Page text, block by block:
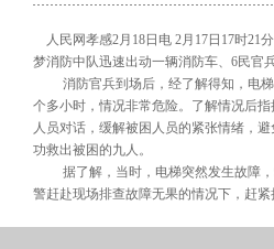
人民网孝感2月18日电 2月17日17时21
梦消防中队迅速出动一辆消防车、6民官
消防官兵到场后，经了解得知，电梯
个多小时，情况非常危险。了解情况后
人员对话，缓解被困人员的紧张情绪，
功救出被困的九人。
据了解，当时，电梯突然发生故障，9
警赶赴现场排查故障无果的情况下，赶紧